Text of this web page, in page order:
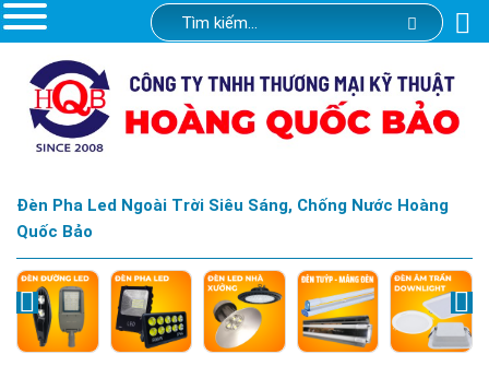
Đèn Pha Led Ngoài Trời Siêu Sáng, Chống Nước Hoàng
Quốc Bảo